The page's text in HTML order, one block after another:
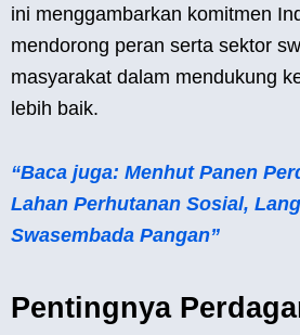
ini menggambarkan komitmen
mendorong peran serta sektor
masyarakat dalam mendukung
lebih baik.
“Baca juga: Menhut Panen
Lahan Perhutanan Sosial,
Swasembada Pangan”
Pentingnya